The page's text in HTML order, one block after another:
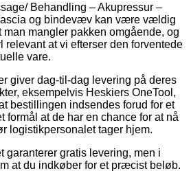
Behandling – Akupressur –
og bindevæv kan være vældig
man mangler pakken omgående, og
relevant at vi efterser den forventede
vare.
giver dag-til-dag levering på deres
eksempelvis Heskiers OneTool,
bestillingen indsendes forud for et
formål at de har en chance for at nå
logistikpersonalet tager hjem.
garanterer gratis levering, men i
at du indkøber for et præcist beløb.